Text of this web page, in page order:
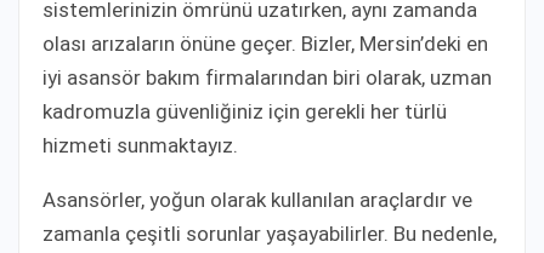
sistemlerinizin ömrünü uzatırken, aynı zamanda
olası arızaların önüne geçer. Bizler, Mersin’deki en
iyi asansör bakım firmalarından biri olarak, uzman
kadromuzla güvenliğiniz için gerekli her türlü
hizmeti sunmaktayız.
Asansörler, yoğun olarak kullanılan araçlardır ve
zamanla çeşitli sorunlar yaşayabilirler. Bu nedenle,